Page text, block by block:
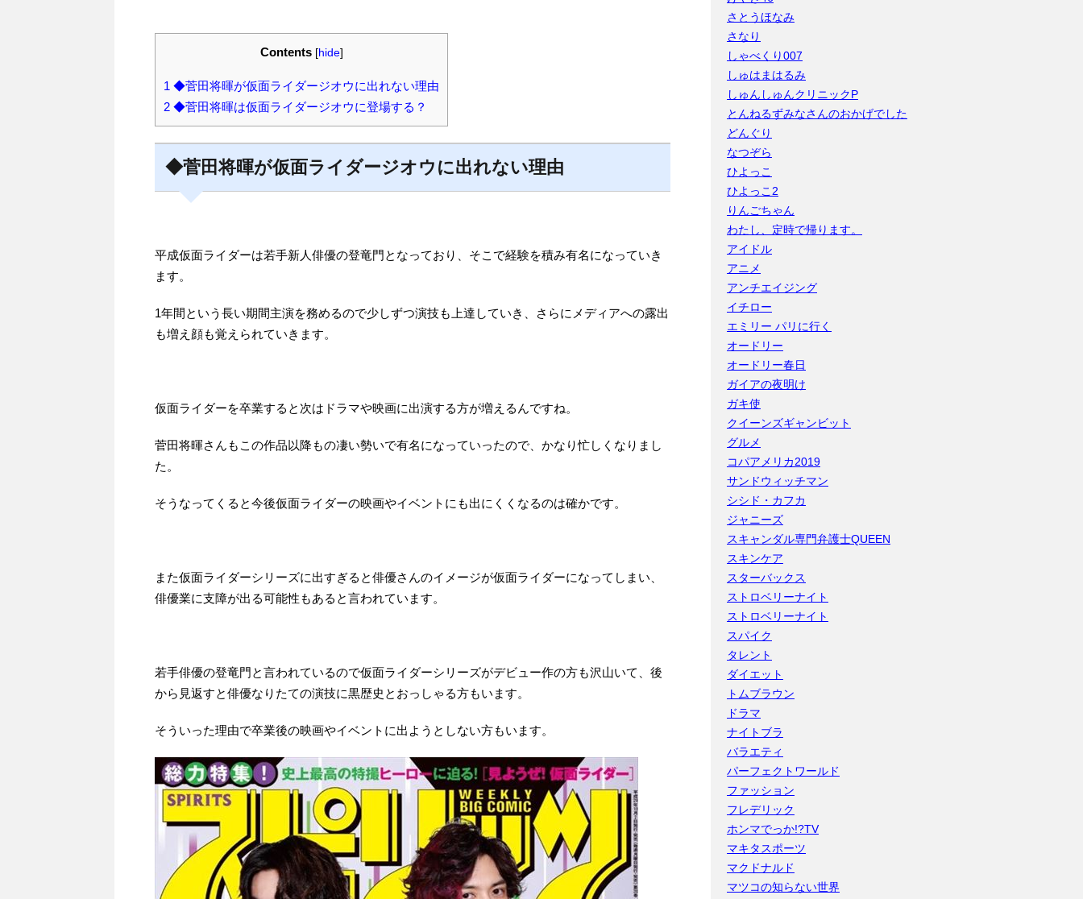
Contents [hide]
1 ◆菅田将暉が仮面ライダージオウに出れない理由
2 ◆菅田将暉は仮面ライダージオウに登場する？
◆菅田将暉が仮面ライダージオウに出れない理由
平成仮面ライダーは若手新人俳優の登竜門となっており、そこで経験を積み有名になっていき
ます。
1年間という長い期間主演を務めるので少しずつ演技も上達していき、さらにメディアへの露出
も増え顔も覚えられていきます。
仮面ライダーを卒業すると次はドラマや映画に出演する方が増えるんですね。
菅田将暉さんもこの作品以降もの凄い勢いで有名になっていったので、かなり忙しくなりまし
た。
そうなってくると今後仮面ライダーの映画やイベントにも出にくくなるのは確かです。
また仮面ライダーシリーズに出すぎると俳優さんのイメージが仮面ライダーになってしまい、
俳優業に支障が出る可能性もあると言われています。
若手俳優の登竜門と言われているので仮面ライダーシリーズがデビュー作の方も沢山いて、後
から見返すと俳優なりたての演技に黒歴史とおっしゃる方もいます。
そういった理由で卒業後の映画やイベントに出ようとしない方もいます。
さとうほなみ
さなり
しゃべくり007
しゅはまはるみ
しゅんしゅんクリニックP
とんねるずみなさんのおかげでした
どんぐり
なつぞら
ひよっこ
ひよっこ2
りんごちゃん
わたし、定時で帰ります。
アイドル
アニメ
アンチエイジング
イチロー
エミリー パリに行く
オードリー
オードリー春日
ガイアの夜明け
ガキ使
クイーンズギャンビット
グルメ
コパアメリカ2019
サンドウィッチマン
シシド・カフカ
ジャニーズ
スキャンダル専門弁護士QUEEN
スキンケア
スターバックス
ストロベリーナイト
ストロベリーナイト
スパイク
タレント
ダイエット
トムブラウン
ドラマ
ナイトブラ
バラエティ
パーフェクトワールド
ファッション
フレデリック
ホンマでっか!?TV
マキタスポーツ
マクドナルド
マツコの知らない世界